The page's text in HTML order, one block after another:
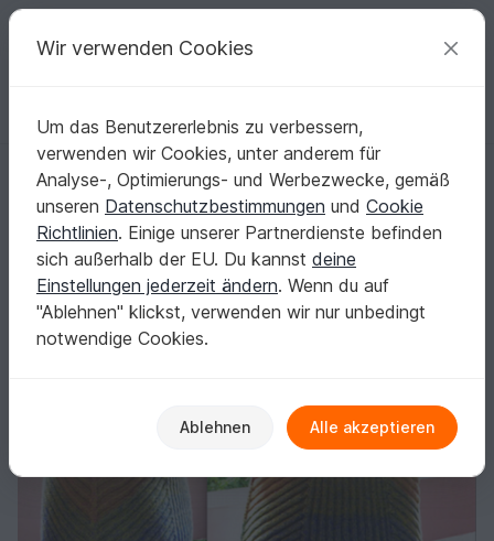
Deine kreativen Ideen
Deutsch | € (EUR) einloggen Kostenlos registrieren
Startseite Stricken Damen Pullover & Poncho
Ripperia - Kurzarmpulli aus einem Farbverlaufsbobbel
Ripperia - Kurzarmpulli aus einem
Farbverlaufsbobbel
Wir verwenden Cookies
Um das Benutzererlebnis zu verbessern,
verwenden wir Cookies, unter anderem für
Analyse-, Optimierungs- und Werbezwecke, gemäß
unseren Datenschutzbestimmungen und Cookie
Richtlinien. Einige unserer Partnerdienste befinden
sich außerhalb der EU. Du kannst deine
Einstellungen jederzeit ändern. Wenn du auf
"Ablehnen" klickst, verwenden wir nur unbedingt
notwendige Cookies.
Ablehnen Alle akzeptieren